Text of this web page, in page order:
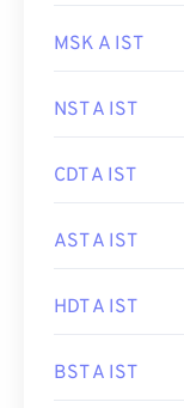
MSK A IST
NST A IST
CDT A IST
AST A IST
HDT A IST
BST A IST